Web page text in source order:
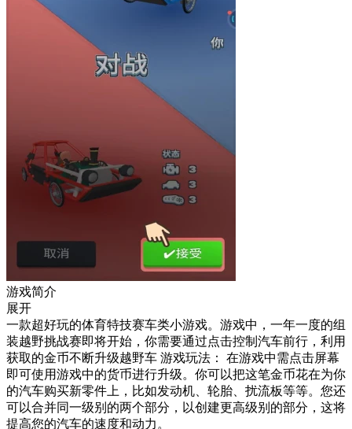
游戏简介
展开
一款超好玩的体育特技赛车类小游戏。游戏中，一年一度的组
装越野挑战赛即将开始，你需要通过点击控制汽车前行，利用
获取的金币不断升级越野车 游戏玩法： 在游戏中需点击屏幕
即可使用游戏中的货币进行升级。你可以把这笔金币花在为你
的汽车购买新零件上，比如发动机、轮胎、扰流板等等。您还
可以合并同一级别的两个部分，以创建更高级别的部分，这将
提高您的汽车的速度和动力。